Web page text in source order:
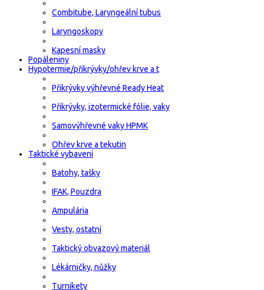
Combitube, Laryngeální tubus
Laryngoskopy
Kapesní masky
Popáleniny
Hypotermie/přikrývky/ohřev krve a t
Přikrývky výhřevné Ready Heat
Přikrývky, izotermické fólie, vaky
Samovýhřevné vaky HPMK
Ohřev krve a tekutin
Taktické vybavení
Batohy, tašky
IFAK, Pouzdra
Ampulária
Vesty, ostatní
Taktický obvazový materiál
Lékárničky, nůžky
Turnikety